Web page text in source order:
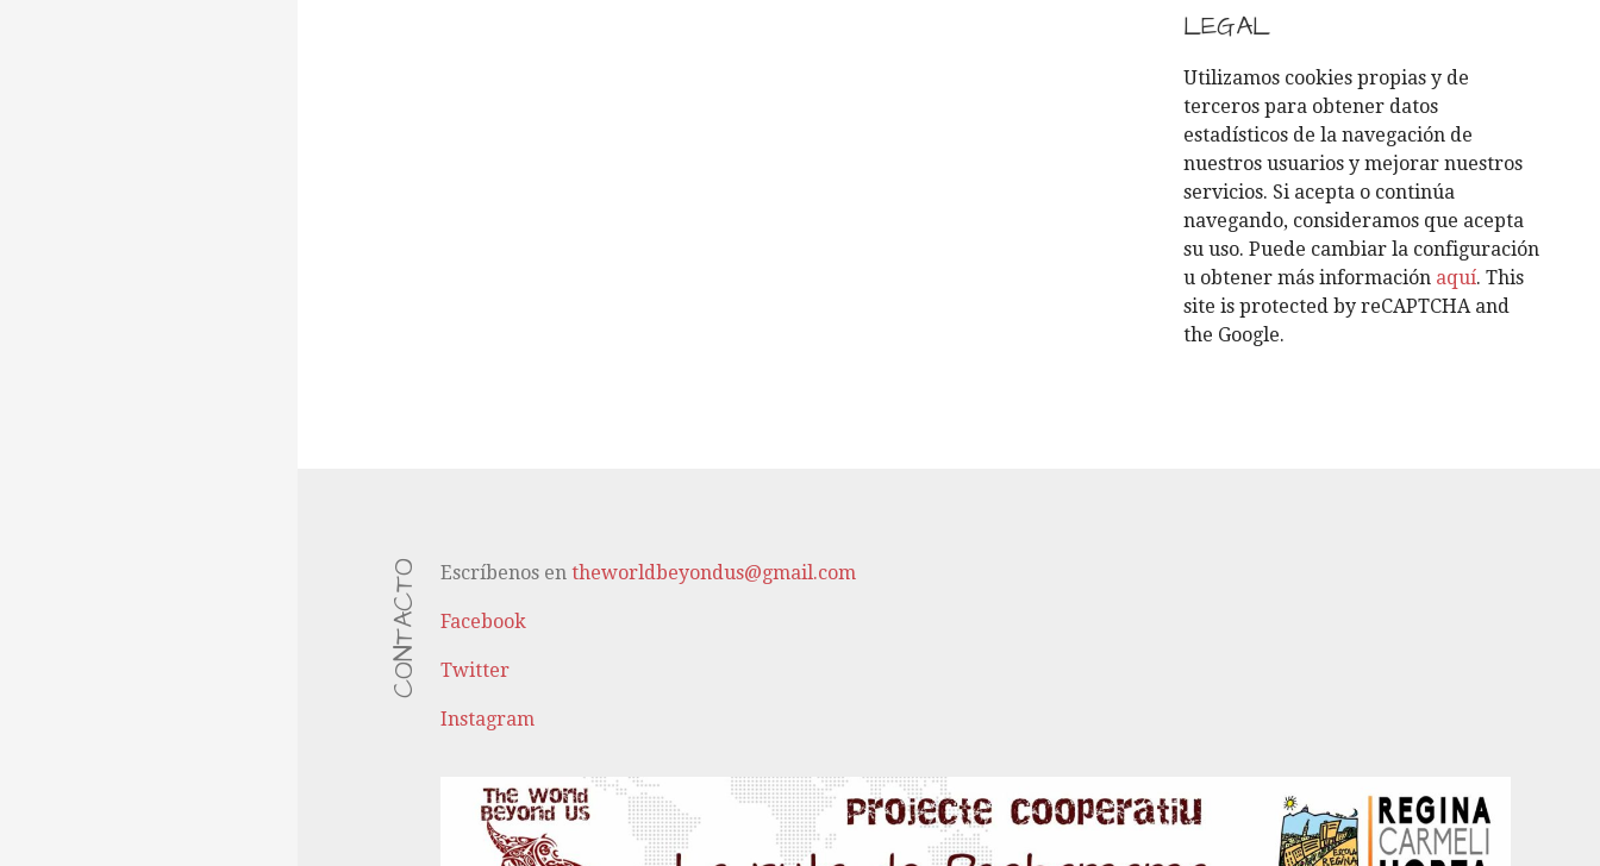
T
E
G
O
R
Í
A
S
LEGAL
Utilizamos cookies propias y de
terceros para obtener datos
estadísticos de la navegación de
nuestros usuarios y mejorar nuestros
servicios. Si acepta o continúa
navegando, consideramos que acepta
su uso. Puede cambiar la configuración
u obtener más información aquí. This
site is protected by reCAPTCHA and
the Google.
CONTACTO Escríbenos entheworldbeyondus@gmail.com
Facebook
Twitter
Instagram